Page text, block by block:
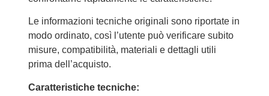
Le informazioni tecniche originali sono riportate in
modo ordinato, così l’utente può verificare subito
misure, compatibilità, materiali e dettagli utili
prima dell’acquisto.
Caratteristiche tecniche: